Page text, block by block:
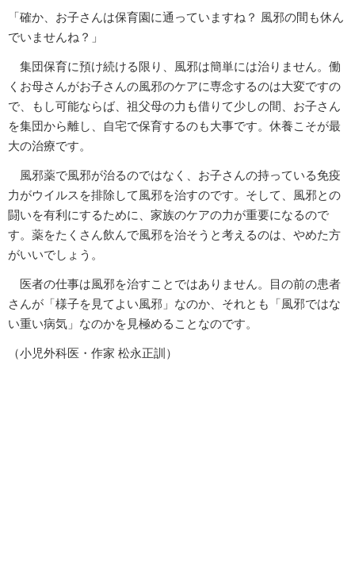
「確か、お子さんは保育園に通っていますね？ 風邪の間も休ん
でいませんね？」
集団保育に預け続ける限り、風邪は簡単には治りません。働
くお母さんがお子さんの風邪のケアに専念するのは大変ですの
で、もし可能ならば、祖父母の力も借りて少しの間、お子さん
を集団から離し、自宅で保育するのも大事です。休養こそが最
大の治療です。
風邪薬で風邪が治るのではなく、お子さんの持っている免疫
力がウイルスを排除して風邪を治すのです。そして、風邪との
闘いを有利にするために、家族のケアの力が重要になるので
す。薬をたくさん飲んで風邪を治そうと考えるのは、やめた方
がいいでしょう。
医者の仕事は風邪を治すことではありません。目の前の患者
さんが「様子を見てよい風邪」なのか、それとも「風邪ではな
い重い病気」なのかを見極めることなのです。
（小児外科医・作家 松永正訓）